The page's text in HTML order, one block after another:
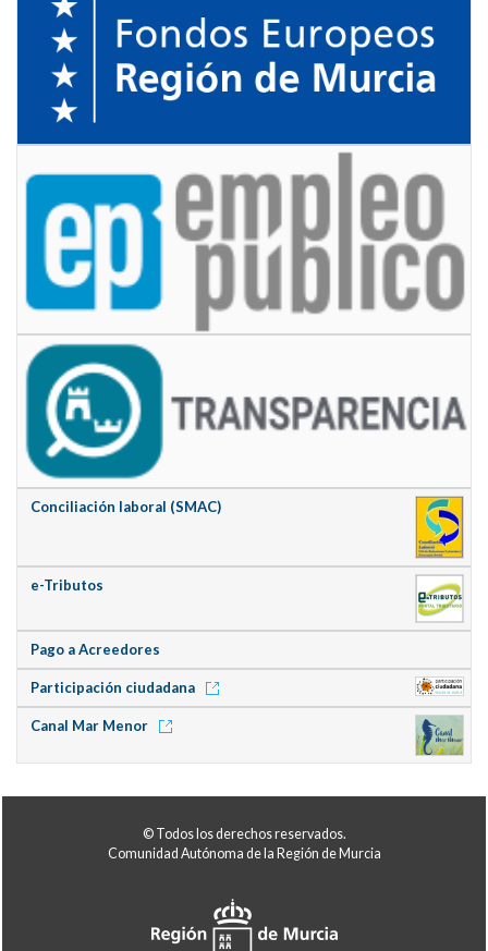
Conciliación laboral (SMAC)
e-Tributos
Pago a Acreedores
Participación ciudadana
Canal Mar Menor
© Todos los derechos reservados.
Comunidad Autónoma de la Región de Murcia